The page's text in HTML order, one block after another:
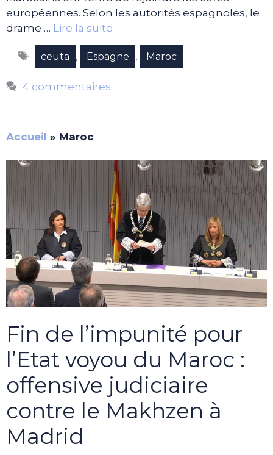
européennes. Selon les autorités espagnoles, le
drame … Lire la suite
Étiquettes
ceuta , Espagne , Maroc
4 commentaires
Accueil » Maroc
Fin de l’impunité pour
l’Etat voyou du Maroc :
offensive judiciaire
contre le Makhzen à
Madrid